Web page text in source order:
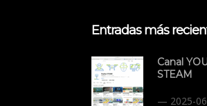
Entradas más
Canal
STEAM
2025-